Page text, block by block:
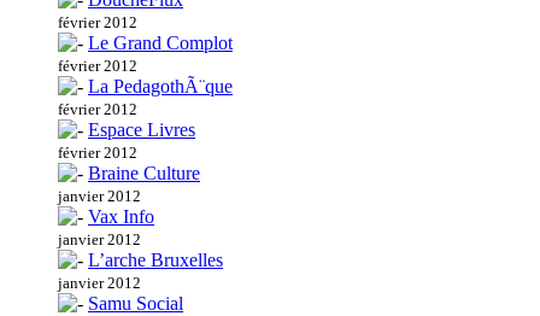
février 2012
Le Grand Complot
février 2012
La PedagothÃ¨que
février 2012
Espace Livres
février 2012
Braine Culture
janvier 2012
Vax Info
janvier 2012
L’arche Bruxelles
janvier 2012
Samu Social